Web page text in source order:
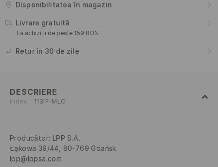
Disponibilitatea în magazin
Livrare gratuită
La achiziții de peste 159 RON
Retur în 30 de zile
DESCRIERE
Index 113IF-MLC
Producător: LPP S.A.
Łąkowa 39/44, 80-769 Gdańsk
lpp@lppsa.com